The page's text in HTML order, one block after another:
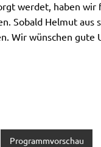
werdet, haben
Sobald Helmut
Wir wünschen
Programmvorschau